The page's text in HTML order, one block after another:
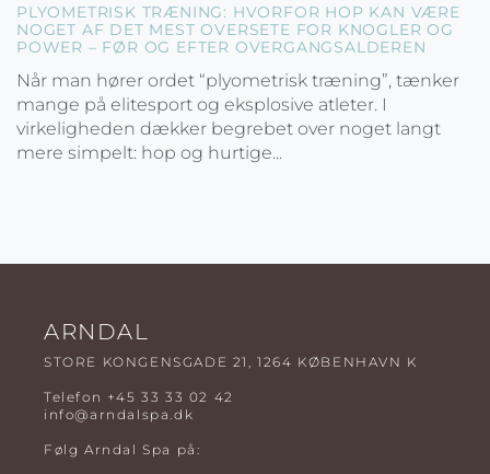
PLYOMETRISK TRÆNING: HVORFOR HOP KAN VÆRE
NOGET AF DET MEST OVERSETE FOR KNOGLER OG
POWER – FØR OG EFTER OVERGANGSALDEREN
Når man hører ordet “plyometrisk træning”, tænker
mange på elitesport og eksplosive atleter. I
virkeligheden dækker begrebet over noget langt
mere simpelt: hop og hurtige...
ARNDAL
STORE KONGENSGADE 21, 1264 KØBENHAVN K
Telefon +45 33 33 02 42
info@arndalspa.dk
Følg Arndal Spa på: